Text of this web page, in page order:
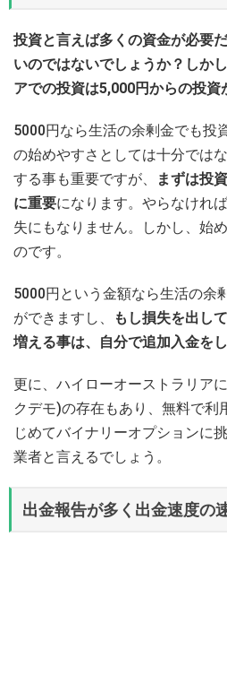
投資と言えば多くの資金が必要
いのではないでしょうか？しか
アでの投資は5,000円からの投資
5000円なら生活の余剰金でも投
の始めやすさとしては十分では
する事も重要ですが、
まずは投
に重要になります。やらなけれ
失にもなりません。しかし、始
のです。
5000円という金額なら生活の余
ができますし、
もし損失を出し
増える事は、自分で追加入金を
更に、ハイローオーストラリア
クデモ)の存在もあり、無料で利
じめてバイナリーオプションに
業者と言えるでしょう。
出金報告が多く出金速度の